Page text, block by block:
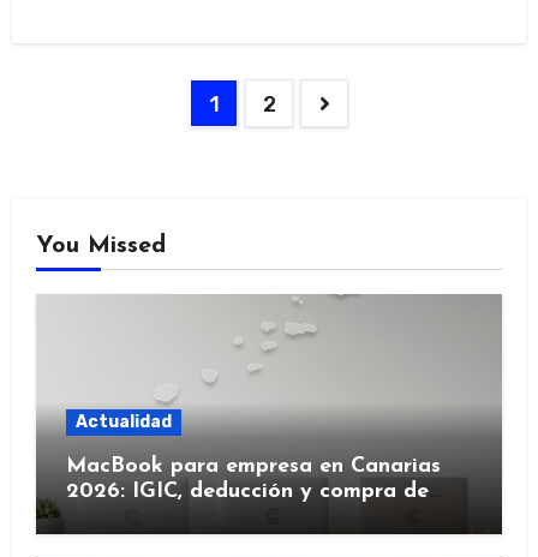
1 2
You Missed
Actualidad
MacBook para empresa en Canarias
2026: IGIC, deducción y compra de